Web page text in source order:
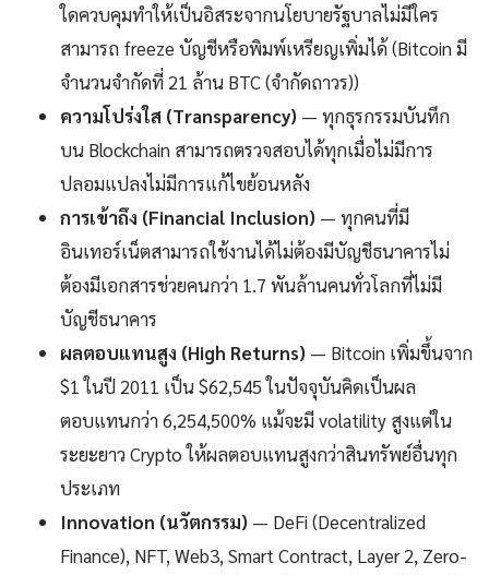
ใดควบคุมทำให้เป็นอิสระจากนโยบายรัฐบาลไม่มีใคร
สามารถ freeze บัญชีหรือพิมพ์เหรียญเพิ่มได้ (Bitcoin มี
จำนวนจำกัดที่ 21 ล้าน BTC (จำกัดถาวร))
ความโปร่งใส (Transparency) — ทุกธุรกรรมบันทึก
บน Blockchain สามารถตรวจสอบได้ทุกเมื่อไม่มีการ
ปลอมแปลงไม่มีการแก้ไขย้อนหลัง
การเข้าถึง (Financial Inclusion) — ทุกคนที่มี
อินเทอร์เน็ตสามารถใช้งานได้ไม่ต้องมีบัญชีธนาคารไม่
ต้องมีเอกสารช่วยคนกว่า 1.7 พันล้านคนทั่วโลกที่ไม่มี
บัญชีธนาคาร
ผลตอบแทนสูง (High Returns) — Bitcoin เพิ่มขึ้นจาก
$1 ในปี 2011 เป็น $62,545 ในปัจจุบันคิดเป็นผล
ตอบแทนกว่า 6,254,500% แม้จะมี volatility สูงแต่ใน
ระยะยาว Crypto ให้ผลตอบแทนสูงกว่าสินทรัพย์อื่นทุก
ประเภท
Innovation (นวัตกรรม) — DeFi (Decentralized
Finance), NFT, Web3, Smart Contract, Layer 2, Zero-